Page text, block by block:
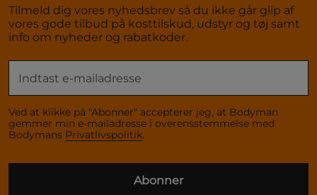
Tilmeld dig vores nyhedsbrev så du ikke går glip af
vores gode tilbud på kosttilskud, udstyr og tøj samt
info om nyheder og rabatkoder.
Ved at klikke på "Abonner" accepterer jeg, at Bodyman
gemmer min e-mailadresse i overensstemmelse med
Bodymans Privatlivspolitik.
Abonner